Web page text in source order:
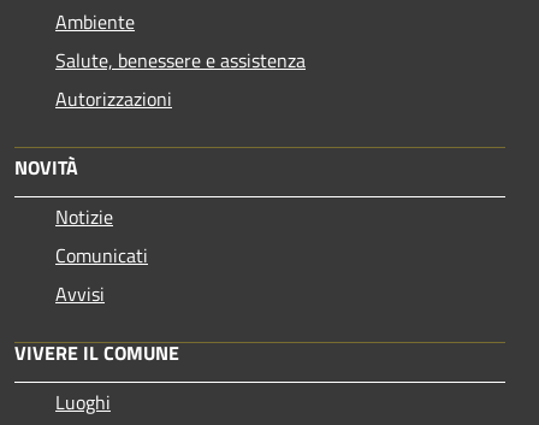
Ambiente
Salute, benessere e assistenza
Autorizzazioni
NOVITÀ
Notizie
Comunicati
Avvisi
VIVERE IL COMUNE
Luoghi